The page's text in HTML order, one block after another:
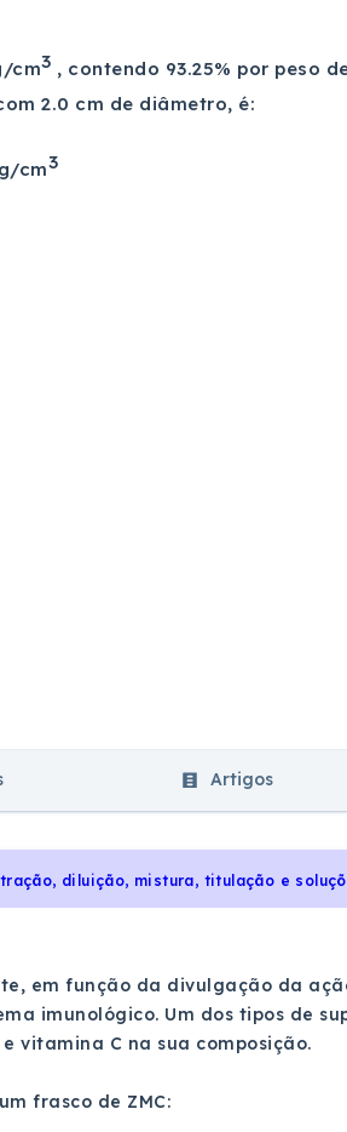
cm3 , contendo 93.25% por peso
2.0 cm de diâmetro, é:
cm3
Artigos
em função da divulgação da
imunológico. Um dos tipos de
vitamina C na sua composição.
frasco de ZMC: